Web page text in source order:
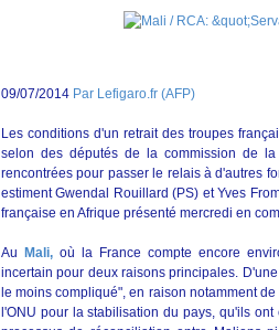
09/07/2014 Par Lefigaro.fr (AFP)
Les conditions d'un retrait des troupes
selon des députés de la commission de
rencontrées pour passer le relais à d'autres
estiment Gwendal Rouillard (PS) et Yves
française en Afrique présenté mercredi en
Au Mali, où la France compte encore
incertain pour deux raisons principales.
le moins compliqué", en raison notamment
l'ONU pour la stabilisation du pays, qu'ils